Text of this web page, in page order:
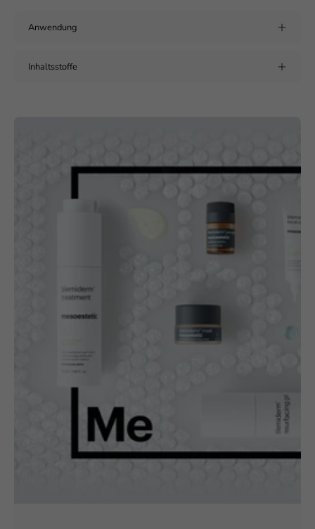
Anwendung
Inhaltsstoffe